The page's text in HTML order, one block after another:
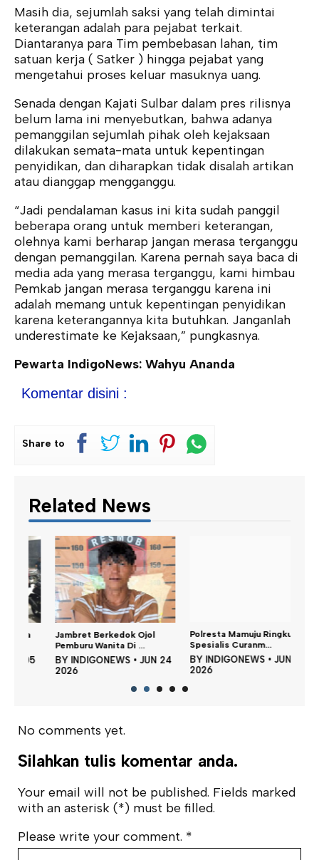
Masih dia, sejumlah saksi yang telah dimintai
keterangan adalah para pejabat terkait.
Diantaranya para Tim pembebasan lahan, tim
satuan kerja ( Satker ) hingga pejabat yang
mengetahui proses keluar masuknya uang.
Senada dengan Kajati Sulbar dalam pres rilisnya
belum lama ini menyebutkan, bahwa adanya
pemanggilan sejumlah pihak oleh kejaksaan
dilakukan semata-mata untuk kepentingan
penyidikan, dan diharapkan tidak disalah artikan
atau dianggap mengganggu.
“Jadi pendalaman kasus ini kita sudah panggil
beberapa orang untuk memberi keterangan,
olehnya kami berharap jangan merasa terganggu
dengan pemanggilan. Karena pernah saya baca di
media ada yang merasa terganggu, kami himbau
Pemkab jangan merasa terganggu karena ini
adalah memang untuk kepentingan penyidikan
karena keterangannya kita butuhkan. Janganlah
underestimate ke Kejaksaan,” pungkasnya.
Pewarta IndigoNews: Wahyu Ananda
Komentar disini :
Share to
Related News
Jambret Berkedok Ojol
Pemburu Wanita Di ...
BY INDIGONEWS •JUN 24
Polresta Mamuju Ringkus
Spesialis Curanm...
BY INDIGONEWS •JUN 19
No comments yet.
Silahkan tulis komentar anda.
Your email will not be published. Fields marked
with an asterisk (*) must be filled.
Please write your comment. *